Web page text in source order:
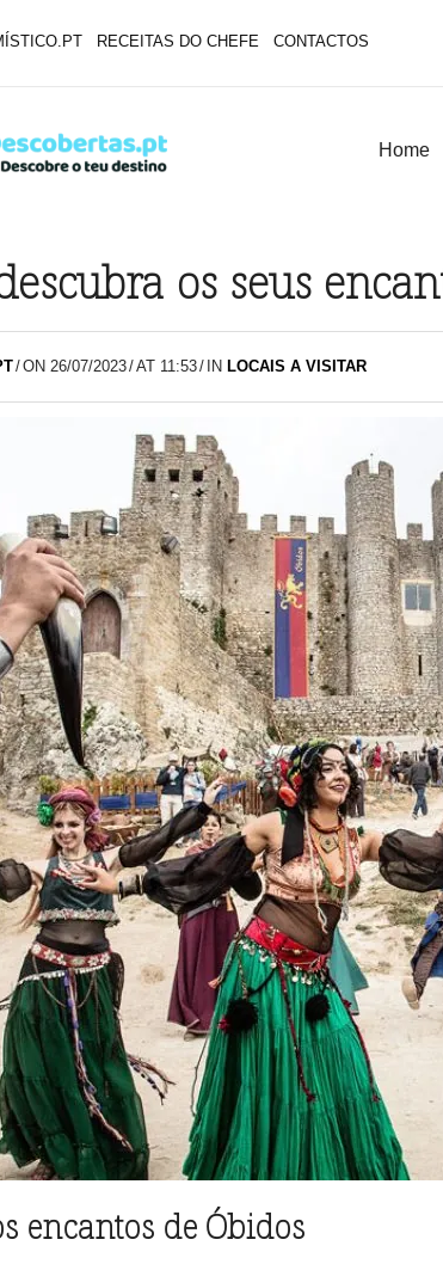
RECEITAS DO CHEFE CONTACTOS
Home
os seus
/ON 26/07/2023/AT 11:53/ IN LOCAIS A VISITAR
encantos de Óbidos